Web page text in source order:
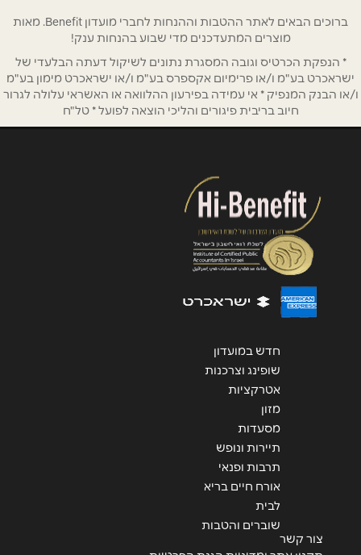
נושא*
שליחה
ברוכים הבאים לאתר ההטבות וההנחות לחברי מועדון Benefit. מאות
מוצרים המתעדכנים מדי שבוע בהנחות ענק!
* הנפקת הכרטיס וגובה המסגרת נתונים לשיקול דעתה הבלעדי של
ישראכרט בע"מ ו/או פרימיום אקספרס בע"מ ו/או ישראכרט מימון בע"מ
ו/או הבנק המנפיק * אי עמידה בפירעון ההלוואה או האשראי עלולה לגרור
חיוב בריבית פיגורים והליכי הוצאה לפועל * טל"ח
חדש במועדון
שופינג וצרכנות
אטרקציות
מזון
מסעדות
תיירות ונופש
תרבות ופנאי
אורח חיים בריא
לבית
שוברים והטבות
צור קשר